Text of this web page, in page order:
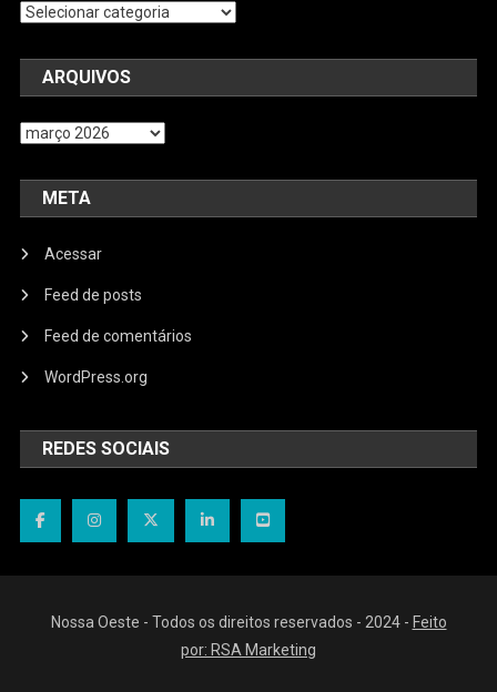
Categorias
ARQUIVOS
Arquivos
META
Acessar
Feed de posts
Feed de comentários
WordPress.org
REDES SOCIAIS
Nossa Oeste - Todos os direitos reservados - 2024 - Feito
por: RSA Marketing